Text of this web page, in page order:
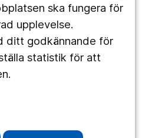
ska fungera för
upplevelse.
ditt godkännande för
statistik för att